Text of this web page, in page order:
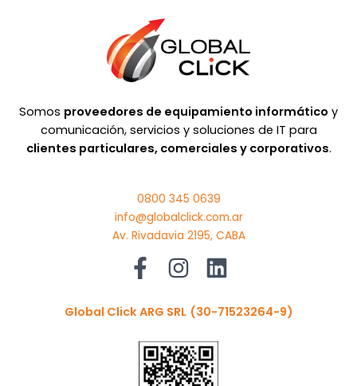
Somos proveedores de equipamiento informático y
comunicación, servicios y soluciones de IT para
clientes particulares, comerciales y corporativos.
0800 345 0639
info@globalclick.com.ar
Av. Rivadavia 2195, CABA
Global Click ARG SRL (30-71523264-9)